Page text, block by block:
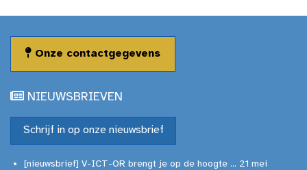
Onze contactgegevens
NIEUWSBRIEVEN
Schrijf in op onze nieuwsbrief
[nieuwsbrief] V-ICT-OR brengt je op de hoogte ... 21 mei